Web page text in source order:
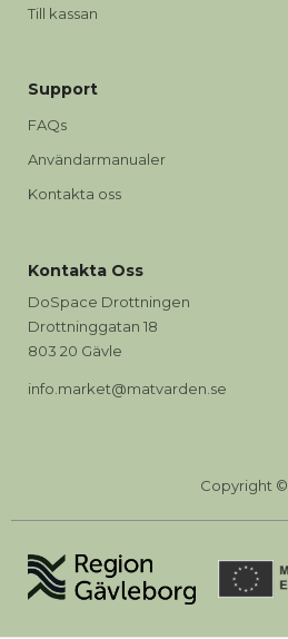
Till kassan
Support
FAQs
Användarmanualer
Kontakta oss
Kontakta Oss
DoSpace Drottningen
Drottninggatan 18
803 20 Gävle
info.market@matvarden.se
Copyright ©